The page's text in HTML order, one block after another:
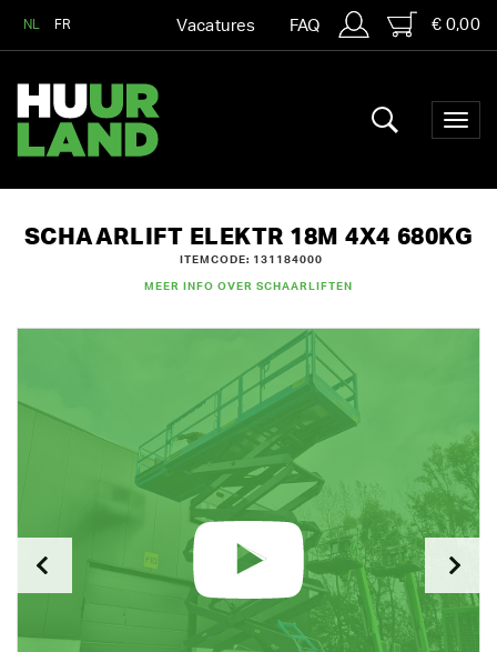
NL FR Vacatures FAQ € 0,00
SCHAARLIFT ELEKTR 18M 4X4 680KG
ITEMCODE: 131184000
MEER INFO OVER SCHAARLIFTEN